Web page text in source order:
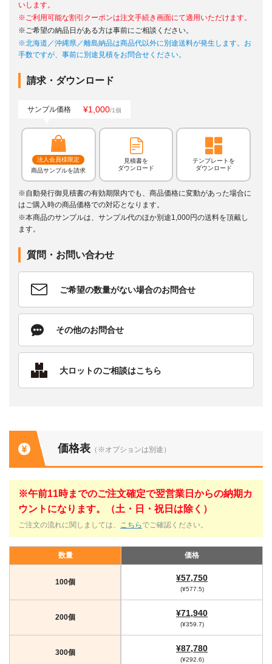
いします。
※ご利用可能な割引クーポンは注文手続き画面にて適用いただけます。
※ご希望の納品日がある方は事前にご相談ください。
※北海道／沖縄県／離島納品は商品代以外に別途送料が発生します。お
手数ですが、事前に別途見積をお問合せください。
請求・ダウンロード
サンプル価格 ¥1,000/1個
法人会員様限定
商品サンプルを請求
見積書を
ダウンロード
テンプレートを
ダウンロード
※自動発行御見積書の有効期限内でも、商品価格に変動があった場合に
はご購入時の商品価格での対応となります。
※本商品のサンプルは、サンプル代のほか別途1,000円の送料を頂戴し
ます。
質問・お問い合わせ
ご希望の数量がない場合のお問合せ
その他のお問合せ
大ロットのご相談はこちら
価格表 （※オプションは別途）
※午前11時までのご注文確定で翌営業日からの納期カ
ウントになります。（土・日・祝日は除く）
ご注文の流れに関しましては、 こちら でご確認ください。
数量 価格
100個 ¥57,750
(¥577.5)
200個 ¥71,940
(¥359.7)
300個 ¥87,780
(¥292.6)